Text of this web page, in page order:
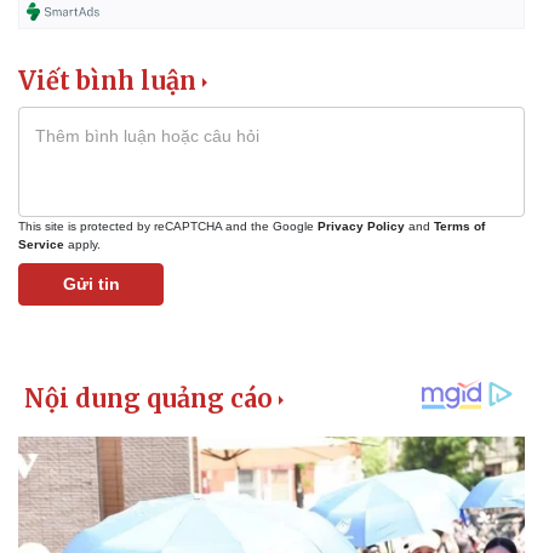
Viết bình luận
This site is protected by reCAPTCHA and the Google Privacy Policy and Terms of
Service apply.
Gửi tin